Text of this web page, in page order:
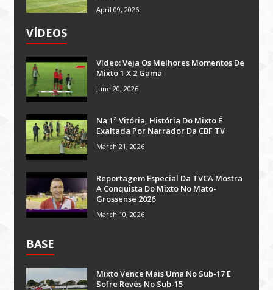
April 09, 2026
VÍDEOS
Vídeo: Veja Os Melhores Momentos De
Mixto 1 X 2 Gama
June 20, 2026
Na 1ª Vitória, História Do Mixto É
Exaltada Por Narrador Da CBF TV
March 21, 2026
Reportagem Especial Da TVCA Mostra
A Conquista Do Mixto No Mato-
Grossense 2026
March 10, 2026
BASE
Mixto Vence Mais Uma No Sub-17 E
Sofre Revés No Sub-15